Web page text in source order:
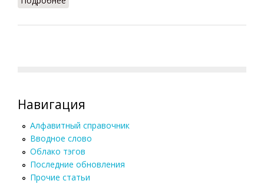
Навигация
Алфавитный справочник
Вводное слово
Облако тэгов
Последние обновления
Прочие статьи